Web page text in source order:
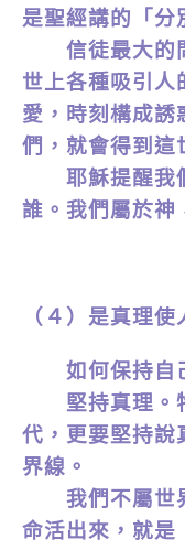
是聖經講的「分
信徒最大的問
世上各種吸引人
愛，時刻構成誘
們，就會得到這
耶穌提醒我們
誰。我們屬於神
（４）是真理使
如何保持自
堅持真理。特
代，更要堅持說
界線。
我們不屬世界
命活出來，就是